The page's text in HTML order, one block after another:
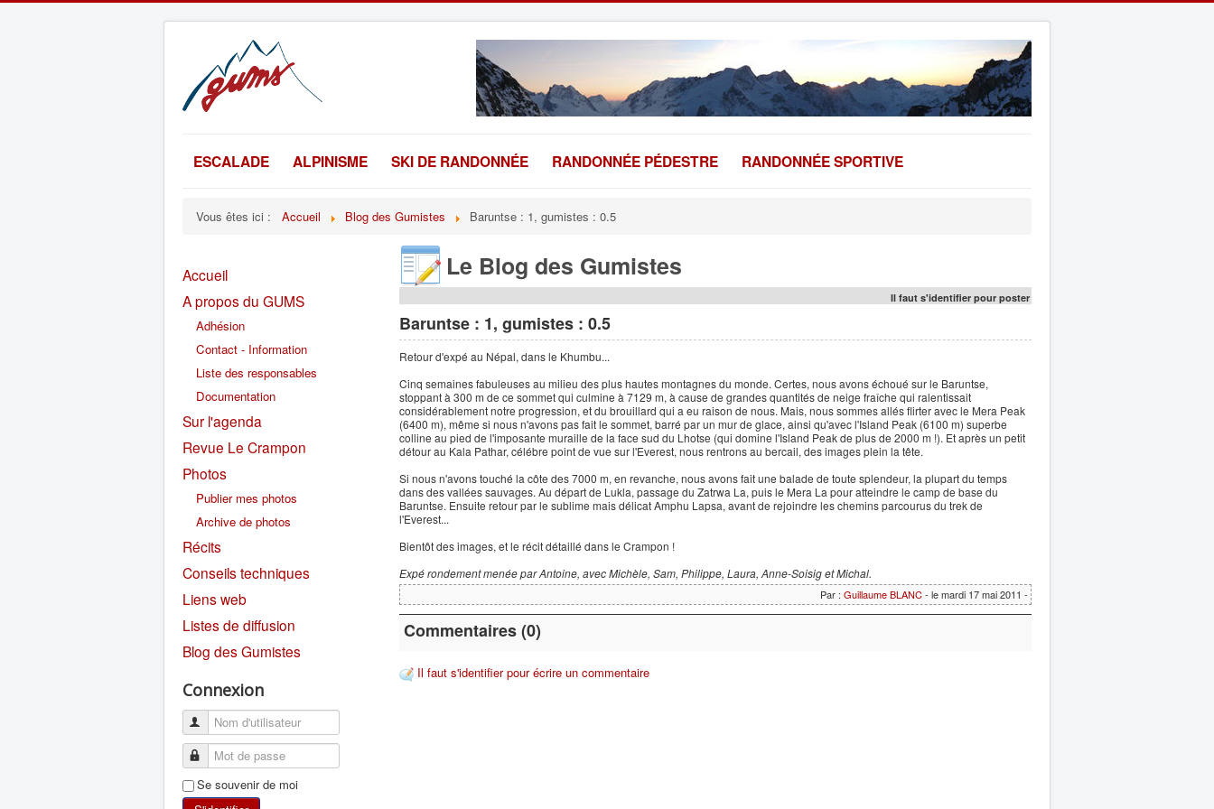
ESCALADE ALPINISME SKI DE RANDONNÉE RANDONNÉE PÉDESTRE RANDONNÉE SPORTIVE
Vous êtes ici : Accueil Blog des Gumistes Baruntse : 1, gumistes : 0.5
Accueil
A propos du GUMS
Adhésion
Contact - Information
Liste des responsables
Documentation
Sur l'agenda
Revue Le Crampon
Photos
Publier mes photos
Archive de photos
Récits
Conseils techniques
Liens web
Listes de diffusion
Blog des Gumistes
Connexion
Se souvenir de moi
Le Blog des Gumistes
Il faut s'identifier pour poster
Baruntse : 1, gumistes : 0.5
Retour d'expé au Népal, dans le Khumbu...
Cinq semaines fabuleuses au milieu des plus hautes montagnes du monde. Certes, nous avons échoué sur le Baruntse,
stoppant à 300 m de ce sommet qui culmine à 7129 m, à cause de grandes quantités de neige fraîche qui ralentissait
considérablement notre progression, et du brouillard qui a eu raison de nous. Mais, nous sommes allés flirter avec le Mera Peak
(6400 m), même si nous n'avons pas fait le sommet, barré par un mur de glace, ainsi qu'avec l'Island Peak (6100 m) superbe
colline au pied de l'imposante muraille de la face sud du Lhotse (qui domine l'Island Peak de plus de 2000 m !). Et après un petit
détour au Kala Pathar, célébre point de vue sur l'Everest, nous rentrons au bercail, des images plein la tête.
Si nous n'avons touché la côte des 7000 m, en revanche, nous avons fait une balade de toute splendeur, la plupart du temps
dans des vallées sauvages. Au départ de Lukla, passage du Zatrwa La, puis le Mera La pour atteindre le camp de base du
Baruntse. Ensuite retour par le sublime mais délicat Amphu Lapsa, avant de rejoindre les chemins parcourus du trek de
l'Everest...
Bientôt des images, et le récit détaillé dans le Crampon !
Expé rondement menée par Antoine, avec Michèle, Sam, Philippe, Laura, Anne-Soisig et Michal.
Par : Guillaume BLANC- le mardi 17 mai 2011 -
Commentaires (0)
Il faut s'identifier pour écrire un commentaire